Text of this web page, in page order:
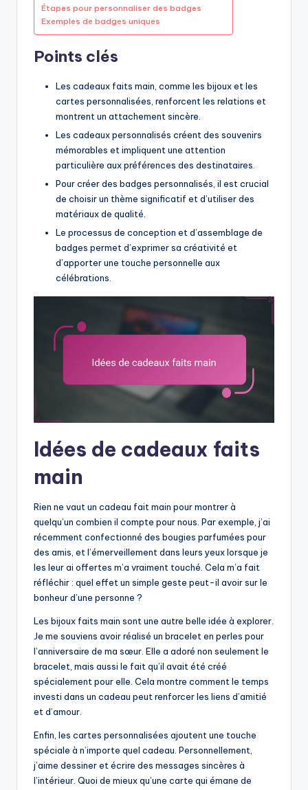
Étapes pour personnaliser des badges
Exemples de badges uniques
Points clés
Les cadeaux faits main, comme les bijoux et les
cartes personnalisées, renforcent les relations et
montrent un attachement sincère.
Les cadeaux personnalisés créent des souvenirs
mémorables et impliquent une attention
particulière aux préférences des destinataires.
Pour créer des badges personnalisés, il est crucial
de choisir un thème significatif et d’utiliser des
matériaux de qualité.
Le processus de conception et d’assemblage de
badges permet d’exprimer sa créativité et
d’apporter une touche personnelle aux
célébrations.
Idées de cadeaux faits
main
Rien ne vaut un cadeau fait main pour montrer à
quelqu’un combien il compte pour nous. Par exemple, j’ai
récemment confectionné des bougies parfumées pour
des amis, et l’émerveillement dans leurs yeux lorsque je
les leur ai offertes m’a vraiment touché. Cela m’a fait
réfléchir : quel effet un simple geste peut-il avoir sur le
bonheur d’une personne ?
Les bijoux faits main sont une autre belle idée à explorer.
Je me souviens avoir réalisé un bracelet en perles pour
l’anniversaire de ma sœur. Elle a adoré non seulement le
bracelet, mais aussi le fait qu’il avait été créé
spécialement pour elle. Cela montre comment le temps
investi dans un cadeau peut renforcer les liens d’amitié
et d’amour.
Enfin, les cartes personnalisées ajoutent une touche
spéciale à n’importe quel cadeau. Personnellement,
j’aime dessiner et écrire des messages sincères à
l’intérieur. Quoi de mieux qu’une carte qui émane de